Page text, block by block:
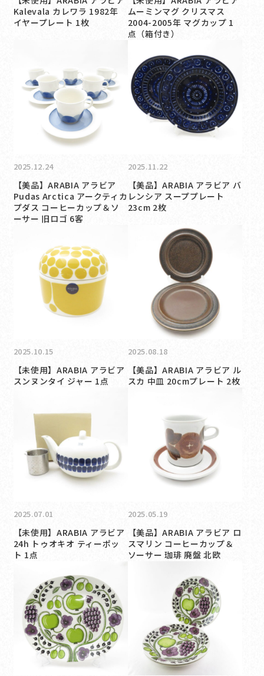
Kalevala カレワラ 1982年
イヤープレート 1枚
ムーミンマグ クリスマス
2004-2005年 マグカップ 1
点（箱付き）
2025.12.24
【美品】ARABIA アラビア
Pudas Arctica アークティカ
プダス コーヒーカップ＆ソ
ーサー 旧ロゴ 6客
2025.11.22
【美品】ARABIA アラビア バ
レンシア スーププレート
23cm 2枚
2025.10.15
【未使用】ARABIA アラビア
スンヌンタイ ジャー 1点
2025.08.18
【美品】ARABIA アラビア ル
スカ 中皿 20cmプレート 2枚
2025.07.01
【未使用】ARABIA アラビア
24h トゥオキオ ティーポッ
ト 1点
2025.05.19
【美品】ARABIA アラビア ロ
スマリン コーヒーカップ＆
ソーサー 珈琲 廃盤 北欧